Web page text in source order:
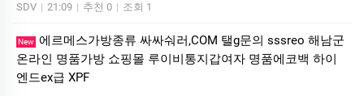
SDV | 21:09 | 추천 0 | 조회 1
New 에르메스가방종류 싸싸숴러,COM 탤g문의 sssreo 해남군
온라인 명품가방 쇼핑몰 루이비통지갑여자 명품에코백 하이
엔드ex급 XPF